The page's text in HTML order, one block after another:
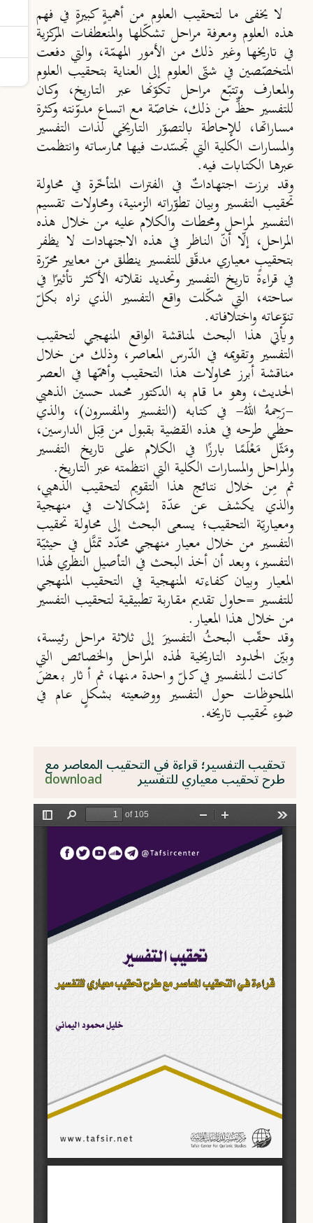
لا يخفى ما لتحقيب العلوم من أهميةٍ كبيرةٍ في فهم
هذه العلوم ومعرفة مراحل تشكّلها والمنعطفات المركزية
في تاريخها وغير ذلك من الأمور المهمّة، والتي دفعت
المتخصّصين في شتّى العلوم إلى العناية بتحقيب العلوم
والمعارف وتتبّع مراحل تكوّنها عبر التاريخ، وكان
للتفسير حظٌّ من ذلك، خاصّة مع اتساع مدوّنته وكثرة
مساراتها، للإحاطة بالتصوّر التاريخي لذات التفسير
والمسارات الكلية التي تجسّدت فيها ممارساته وانتظمت
عبرها الكتابات فيه.
وقد برزت اجتهاداتٌ في الفترات المتأخّرة في محاولة
تحقيب التفسير وبيان تطوّراته الزمنية، ومحاولات تقسيم
التفسير لمراحل ومحطات والكلام عليه من خلال هذه
المراحل، إلّا أنّ الناظر في هذه الاجتهادات لا يظفر
بتحقيبٍ معياري مدقّق للتفسير ينطلق من معايير محرّرة
في قراءة تاريخ التفسير وتحديد نقلاته الأكثر تأثيرًا في
ساحته، التي شكّلت واقع التفسير الذي نراه بكلّ
تنوّعاته واختلافاته.
ويأتي هذا البحث لمناقشة الواقع المنهجي لتحقيب
التفسير وتقويمه في الدّرس المعاصر، وذلك من خلال
مناقشة أبرز محاولات هذا التحقيب وأهمّها في العصر
الحديث، وهو ما قام به الدكتور محمد حسين الذهبي
-رَحِمهُ اللهُ- في كتابه (التفسير والمفسرون)، والذي
حظي طرحه في هذه القضية بقبول من قِبَل الدارسين،
ومَثّل مَعْلَمًا بارزًا في الكلام على تاريخ التفسير
والمراحل والمسارات الكلية التي انتظمته عبر التاريخ.
ثم مِن خلال نتائج هذا التقويم لتحقيب الذهبي،
والذي يكشف عن عدّة إشكالات في منهجية
ومعياريّة التحقيب؛ يسعى البحث إلى محاولة تحقيب
التفسير من خلال معيار منهجي محدّد تمثَّل في حيثيّة
التفسير، وبعد أن أخذ البحث في التأصيل النظري لهذا
المعيار وبيان كفاءته المنهجية في التحقيب المنهجي
للتفسير =حاول تقديم مقاربة تطبيقية لتحقيب التفسير
من خلال هذا المعيار.
وقد حقّب البحثُ التفسيرَ إلى ثلاثة مراحل رئيسة،
وبيّن الحدود التاريخية لهذه المراحل والخصائص التي
كانت للتفسير في كلّ واحدة منها، ثم أثار بعضَ
الملحوظات حول التفسير ووضعيته بشكلٍ عام في
ضوء تحقيب تاريخه.
تحقيب التفسير؛ قراءة في التحقيب المعاصر مع
طرح تحقيب معياري للتفسير